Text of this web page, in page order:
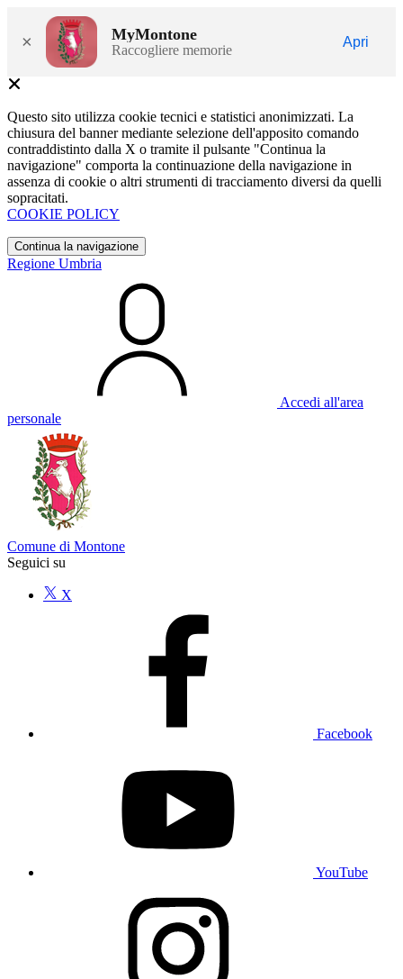
× MyMontone
Raccogliere memorie
Apri
Questo sito utilizza cookie tecnici e statistici anonimizzati. La
chiusura del banner mediante selezione dell'apposito comando
contraddistinto dalla X o tramite il pulsante "Continua la
navigazione" comporta la continuazione della navigazione in
assenza di cookie o altri strumenti di tracciamento diversi da quelli
sopracitati.
COOKIE POLICY
Continua la navigazione
Regione Umbria
Accedi all'area
personale
Comune di Montone
Seguici su
X
Facebook
YouTube